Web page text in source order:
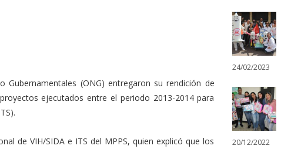
Gubernamentales (ONG) entregaron su rendición de
ejecutados entre el periodo 2013-2014 para
de VIH/SIDA e ITS del MPPS, quien explicó que los
24/02/2023
20/12/2022